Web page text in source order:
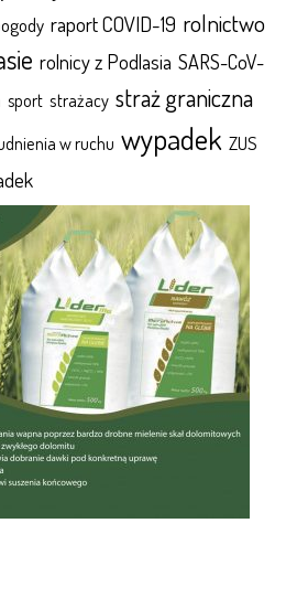
raport COVID-19 rolnictwo
rolnicy z Podlasia SARS-CoV-
sport strażacy straż graniczna
w ruchu wypadek ZUS